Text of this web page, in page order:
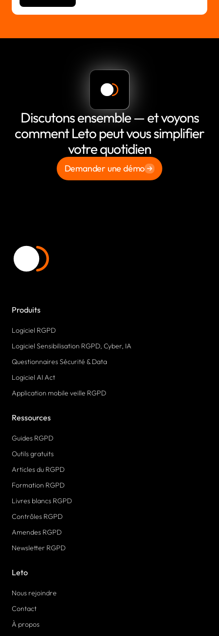
Discutons ensemble — et voyons
comment Leto peut vous simplifier
votre quotidien
Demander une démo
Produits
Logiciel RGPD
Logiciel Sensibilisation RGPD, Cyber, IA
Questionnaires Sécurité & Data
Logiciel AI Act
Application mobile veille RGPD
Ressources
Guides RGPD
Outils gratuits
Articles du RGPD
Formation RGPD
Livres blancs RGPD
Contrôles RGPD
Amendes RGPD
Newsletter RGPD
Leto
Nous rejoindre
Contact
À propos